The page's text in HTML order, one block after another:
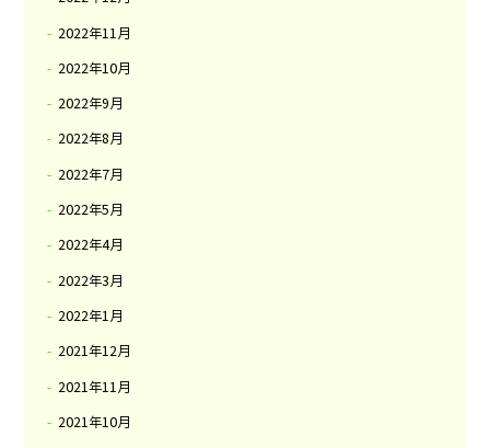
2022年11月
2022年10月
2022年9月
2022年8月
2022年7月
2022年5月
2022年4月
2022年3月
2022年1月
2021年12月
2021年11月
2021年10月